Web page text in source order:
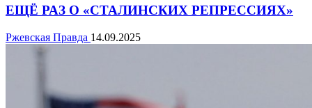
ЕЩЁ РАЗ О «СТАЛИНСКИХ РЕПРЕССИЯХ»
Ржевская Правда 14.09.2025